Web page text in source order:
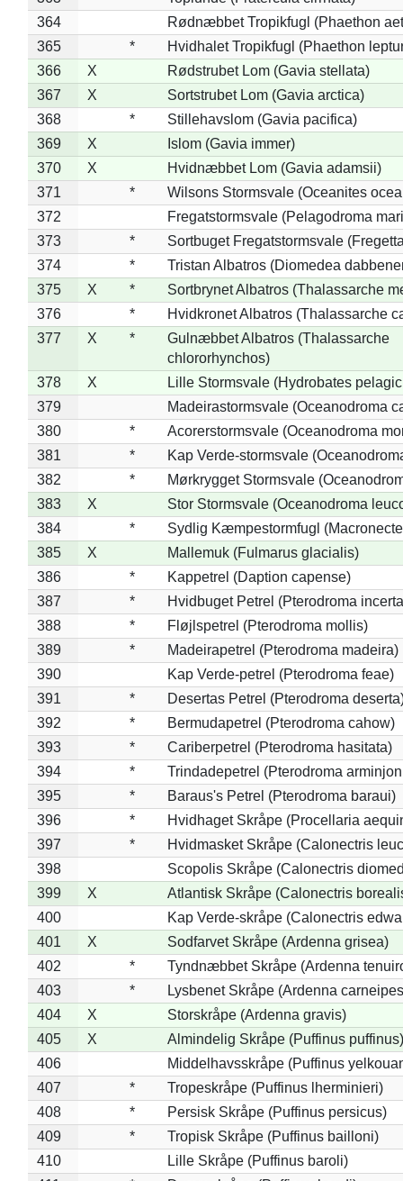
364
Rødnæbbet Tropikfugl (Phaethon
365
*
Hvidhalet Tropikfugl (Phaethon
366
X
Rødstrubet Lom (Gavia stellata)
367
X
Sortstrubet Lom (Gavia arctica)
368
*
Stillehavslom (Gavia pacifica)
369
X
Islom (Gavia immer)
370
X
Hvidnæbbet Lom (Gavia adamsii)
371
*
Wilsons Stormsvale (Oceanites
372
Fregatstormsvale (Pelagodroma
373
*
Sortbuget Fregatstormsvale
374
*
Tristan Albatros (Diomedea
375
X *
Sortbrynet Albatros (Thalassarche
376
*
Hvidkronet Albatros (Thalassarche
377
X *
Gulnæbbet Albatros (Thalassarche
chlororhynchos)
378
X
Lille Stormsvale (Hydrobates
379
Madeirastormsvale (Oceanodroma
380
*
Acorerstormsvale (Oceanodroma
381
*
Kap Verde-stormsvale
382
*
Mørkrygget Stormsvale
383
X
Stor Stormsvale (Oceanodroma
384
*
Sydlig Kæmpestormfugl
385
X
Mallemuk (Fulmarus glacialis)
386
*
Kappetrel (Daption capense)
387
*
Hvidbuget Petrel (Pterodroma
388
*
Fløjlspetrel (Pterodroma mollis)
389
*
Madeirapetrel (Pterodroma madeira)
390
Kap Verde-petrel (Pterodroma feae)
391
*
Desertas Petrel (Pterodroma
392
*
Bermudapetrel (Pterodroma cahow)
393
*
Cariberpetrel (Pterodroma hasitata)
394
*
Trindadepetrel (Pterodroma
395
*
Baraus's Petrel (Pterodroma baraui)
396
*
Hvidhaget Skråpe (Procellaria
397
*
Hvidmasket Skråpe (Calonectris
398
Scopolis Skråpe (Calonectris
399
X
Atlantisk Skråpe (Calonectris
400
Kap Verde-skråpe (Calonectris
401
X
Sodfarvet Skråpe (Ardenna grisea)
402
*
Tyndnæbbet Skråpe (Ardenna
403
*
Lysbenet Skråpe (Ardenna
404
X
Storskråpe (Ardenna gravis)
405
X
Almindelig Skråpe (Puffinus puffinus)
406
Middelhavsskråpe (Puffinus
407
*
Tropeskråpe (Puffinus lherminieri)
408
*
Persisk Skråpe (Puffinus persicus)
409
*
Tropisk Skråpe (Puffinus bailloni)
410
Lille Skråpe (Puffinus baroli)